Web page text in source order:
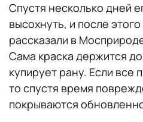
Спустя несколько дней
высохнуть, и после
рассказали в
Сама краска держится
купирует рану. Если все
то спустя время
покрываются